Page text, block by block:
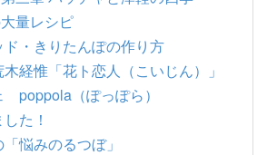
量レシピ
・きりたんぽの作り方
経惟「花ト恋人（こいじん）」
poppola（ぽっぽら）
た！
悩みのるつぼ」